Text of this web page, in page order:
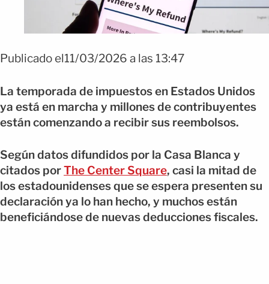
Publicado el11/03/2026 a las 13:47
La temporada de impuestos en Estados Unidos
ya está en marcha y millones de contribuyentes
están comenzando a recibir sus reembolsos.
Según datos difundidos por la Casa Blanca y
citados porThe Center Square, casi la mitad de
los estadounidenses que se espera presenten su
declaración ya lo han hecho, y muchos están
beneficiándose de nuevas deducciones fiscales.